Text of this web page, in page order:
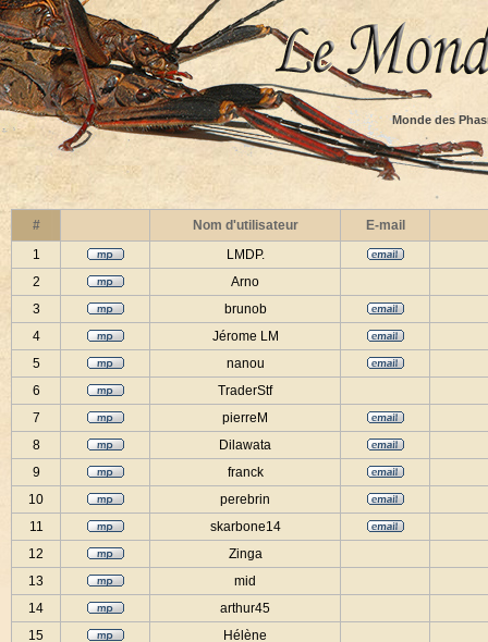
Monde des
# Nom d'utilisateur
E-mail
1
LMDP.
2
Arno
3
brunob
4
Jérome LM
5
nanou
6
TraderStf
7
pierreM
8
Dilawata
9
franck
10
perebrin
11
skarbone14
12
Zinga
13
mid
14
arthur45
15
Hélène